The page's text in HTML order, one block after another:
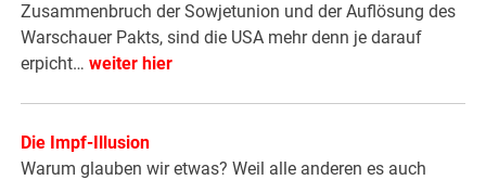
Zusammenbruch der Sowjetunion und der Auflösung des
Warschauer Pakts, sind die USA mehr denn je darauf
erpicht…weiter hier
Die Impf-Illusion
Warum glauben wir etwas? Weil alle anderen es auch